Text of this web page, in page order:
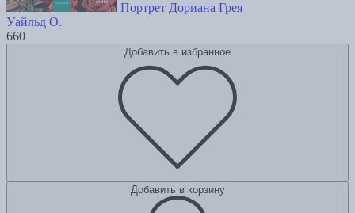
Портрет Дориана Грея
Уайльд О.
660
Добавить в избранное
Добавить в корзину